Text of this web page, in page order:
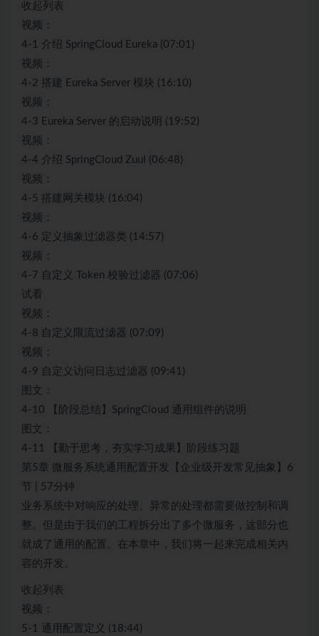
收起列表
视频：
4-1 介绍 SpringCloud Eureka (07:01)
视频：
4-2 搭建 Eureka Server 模块 (16:10)
视频：
4-3 Eureka Server 的启动说明 (19:52)
视频：
4-4 介绍 SpringCloud Zuul (06:48)
视频：
4-5 搭建网关模块 (16:04)
视频：
4-6 定义抽象过滤器类 (14:57)
视频：
4-7 自定义 Token 校验过滤器 (07:06)
试看
视频：
4-8 自定义限流过滤器 (07:09)
视频：
4-9 自定义访问日志过滤器 (09:41)
图文：
4-10 【阶段总结】SpringCloud 通用组件的说明
图文：
4-11 【勤于思考，夯实学习成果】阶段练习题
第5章 微服务系统通用配置开发【企业级开发常见抽象】6
节 | 57分钟
业务系统中对响应的处理、异常的处理都需要做控制和调
整。但是由于我们的工程拆分出了多个微服务，这部分也
就成了通用的配置。在本章中，我们将一起来完成相关内
容的开发。
收起列表
视频：
5-1 通用配置定义 (18:44)